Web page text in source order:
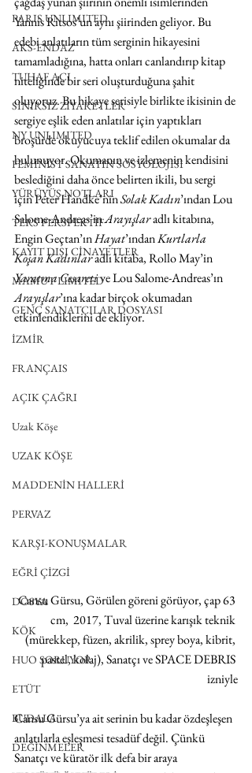
PARIS UNLIMITED
AKS-ENDAZ
TUHAF AÇI
SINIRSIZ ZİYARETLER
NY UNLIMITED
FEMİNİST SANATIN SOSYOLOJİSİ
YÜRÜYÜŞ NOTLARI
TERS PERSPEKTİF
KAYIT DIŞI CİNAYETLER
MAMUT LIMITED
GENÇ SANATÇILAR DOSYASI
İZMİR
FRANÇAIS
AÇIK ÇAĞRI
Uzak Köşe
UZAK KÖŞE
MADDENİN HALLERİ
PERVAZ
KARŞI-KONUŞMALAR
EĞRİ ÇİZGİ
DOSYA
KÖK
HUO SORUYOR
ETÜT
BUDALA
DEĞİNMELER
Yannis Ritsos’un aynı şiirinden geliyor. Bu
edebi anlatıların tüm serginin hikayesini
tamamladığına, hatta onları canlandırıp kitap
niteliğinde bir seri oluşturduğuna şahit
oluyoruz. Bu hikaye serisiyle birlikte ikisinin de
sergiye eşlik eden anlatılar için yaptıkları
broşürde okuyucuya teklif edilen okumalar da
bulunuyor. Okumanın ve izlemenin kendisini
beslediğini daha önce belirten ikili, bu sergi
için Peter Handke’nin Solak Kadın’ından Lou
Salome-Andreas’in Arayışlar adlı kitabına,
Engin Geçtan’ın Hayat’ından Kurtlarla
Koşan Kadınlar adlı kitaba, Rollo May’in
Yaratma Cesareti ve Lou Salome-Andreas’ın
Arayışlar’ına kadar birçok okumadan
etkinlendiklerini de ekliyor.
Cansu Gürsu, Görülen göreni görüyor, çap 63
cm,  2017, Tuval üzerine karışık teknik
(mürekkep, füzen, akrilik, sprey boya, kibrit,
pastel, kolaj), Sanatçı ve SPACE DEBRIS
izniyle
Cansu Gürsu’ya ait serinin bu kadar özdeşleşen
anlatılarla eşleşmesi tesadüf değil. Çünkü
Sanatçı ve küratör ilk defa bir araya